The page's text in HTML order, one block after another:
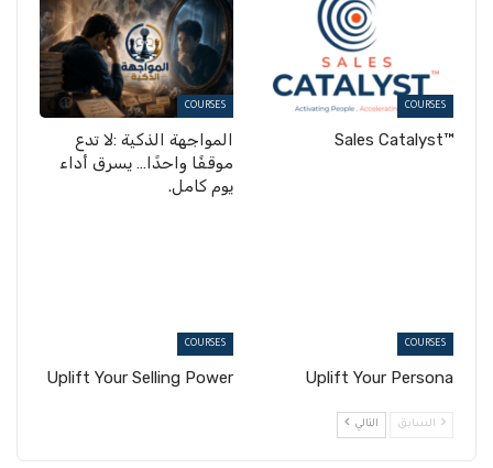
COURSES
™Sales Catalyst
COURSES
المواجهة الذكية :لا تدع
موقفًا واحدًا… يسرق أداء
يوم كامل.
COURSES
Uplift Your Persona
COURSES
Uplift Your Selling Power
السابق التالي